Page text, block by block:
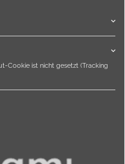
Cookie ist nicht gesetzt (Tracking